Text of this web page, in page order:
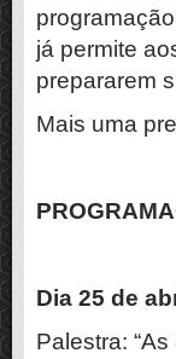
já permite
prepararem
Mais uma
Dia 25 de
Palestra: